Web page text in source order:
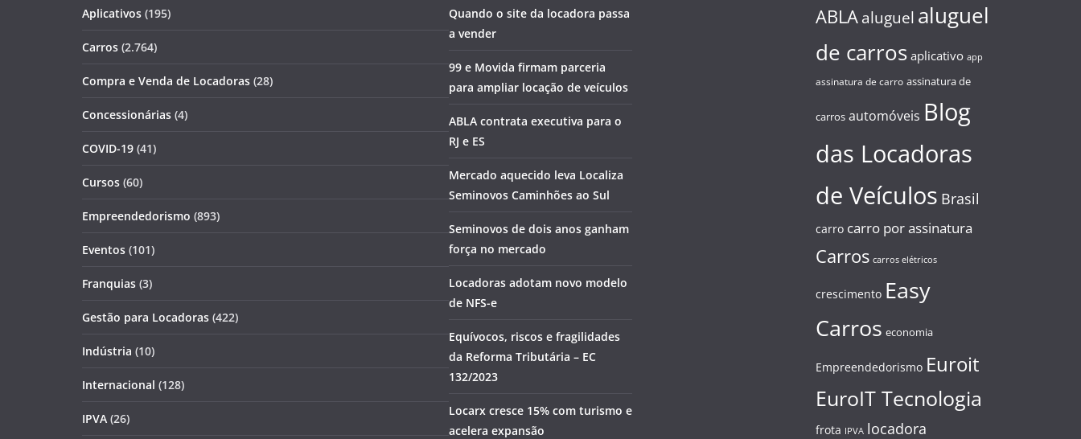
Aplicativos (195)
Carros (2.764)
Compra e Venda de Locadoras (28)
Concessionárias (4)
COVID-19 (41)
Cursos (60)
Empreendedorismo (893)
Eventos (101)
Franquias (3)
Gestão para Locadoras (422)
Indústria (10)
Internacional (128)
IPVA (26)
Quando o site da locadora passa
a vender
99 e Movida firmam parceria
para ampliar locação de veículos
ABLA contrata executiva para o
RJ e ES
Mercado aquecido leva Localiza
Seminovos Caminhões ao Sul
Seminovos de dois anos ganham
força no mercado
Locadoras adotam novo modelo
de NFS-e
Equívocos, riscos e fragilidades
da Reforma Tributária – EC
132/2023
Locarx cresce 15% com turismo e
acelera expansão
ABLA aluguel aluguel
de carros aplicativo app
assinatura de carro assinatura de
carros automóveis Blog
das Locadoras
de Veículos Brasil
carro carro por assinatura
Carros carros elétricos
crescimento Easy
Carros economia
Empreendedorismo Euroit
EuroIT Tecnologia
frota IPVA locadora